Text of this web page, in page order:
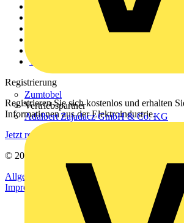
Zumtobel
Vertriebspartner
Adalbert Zajadacz GmbH & Co. KG
voltimum.com
Registrierung
Registrieren Sie sich kostenlos und erhalten
Informationen aus der Elektroindustrie.
Jetzt registrieren
© 2002-
Allgemeine Geschäftsbedingungen
Impressum